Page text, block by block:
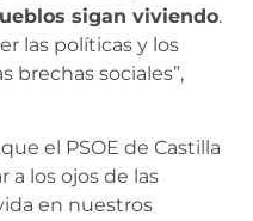
sigan viviendo.
las políticas y los
brechas sociales”,
el PSOE de Castilla
a los ojos de las
en nuestros